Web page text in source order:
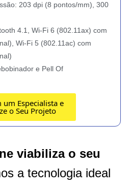
203 dpi (8 pontos/mm), 300
4.1, Wi-Fi 6 (802.11ax) com
Wi-Fi 5 (802.11ac) com
e Pell Of
um Especialista e
o Seu Projeto
viabiliza o seu
a tecnologia ideal